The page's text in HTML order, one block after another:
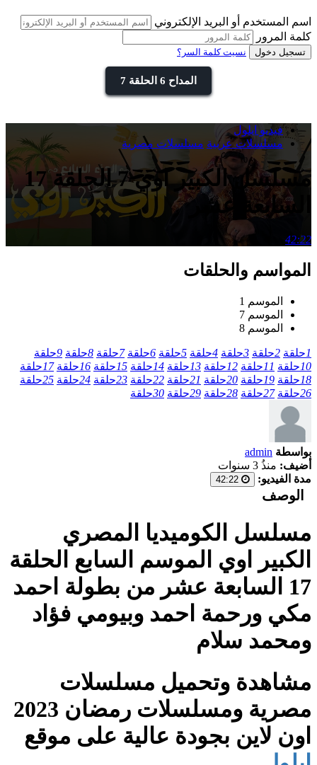
اسم المستخدم أو البريد الإلكتروني
كلمة المرور
تسجيل دخول نسيت كلمة السر؟
المداح 6 الحلقة 7
فيديو ايلول
مسلسلات عربية مسلسلات مصرية
مسلسل الكبير اوي 7 الحلقة 17
السابعة عشر
42:22
المواسم والحلقات
الموسم 1
الموسم 7
الموسم 8
1حلقة 2حلقة 3حلقة 4حلقة 5حلقة 6حلقة 7حلقة 8حلقة 9حلقة
10حلقة 11حلقة 12حلقة 13حلقة 14حلقة 15حلقة 16حلقة 17حلقة
18حلقة 19حلقة 20حلقة 21حلقة 22حلقة 23حلقة 24حلقة 25حلقة
26حلقة 27حلقة 28حلقة 29حلقة 30حلقة
بواسطة admin
أضيف: منذُ 3 سنوات
مدة الفيديو:
الوصف
مسلسل الكوميديا المصري
الكبير اوي الموسم السابع الحلقة
17 السابعة عشر من بطولة احمد
مكي ورحمة احمد وبيومي فؤاد
ومحمد سلام
مشاهدة وتحميل مسلسلات
مصرية ومسلسلات رمضان 2023
اون لاين بجودة عالية على موقع